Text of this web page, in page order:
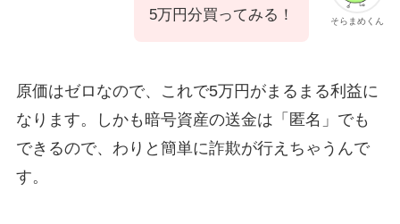
そらまめくん
5万円分買ってみる！
原価はゼロなので、これで5万円がまるまる利益に
なります。しかも暗号資産の送金は「匿名」でも
できるので、わりと簡単に詐欺が行えちゃうんで
す。